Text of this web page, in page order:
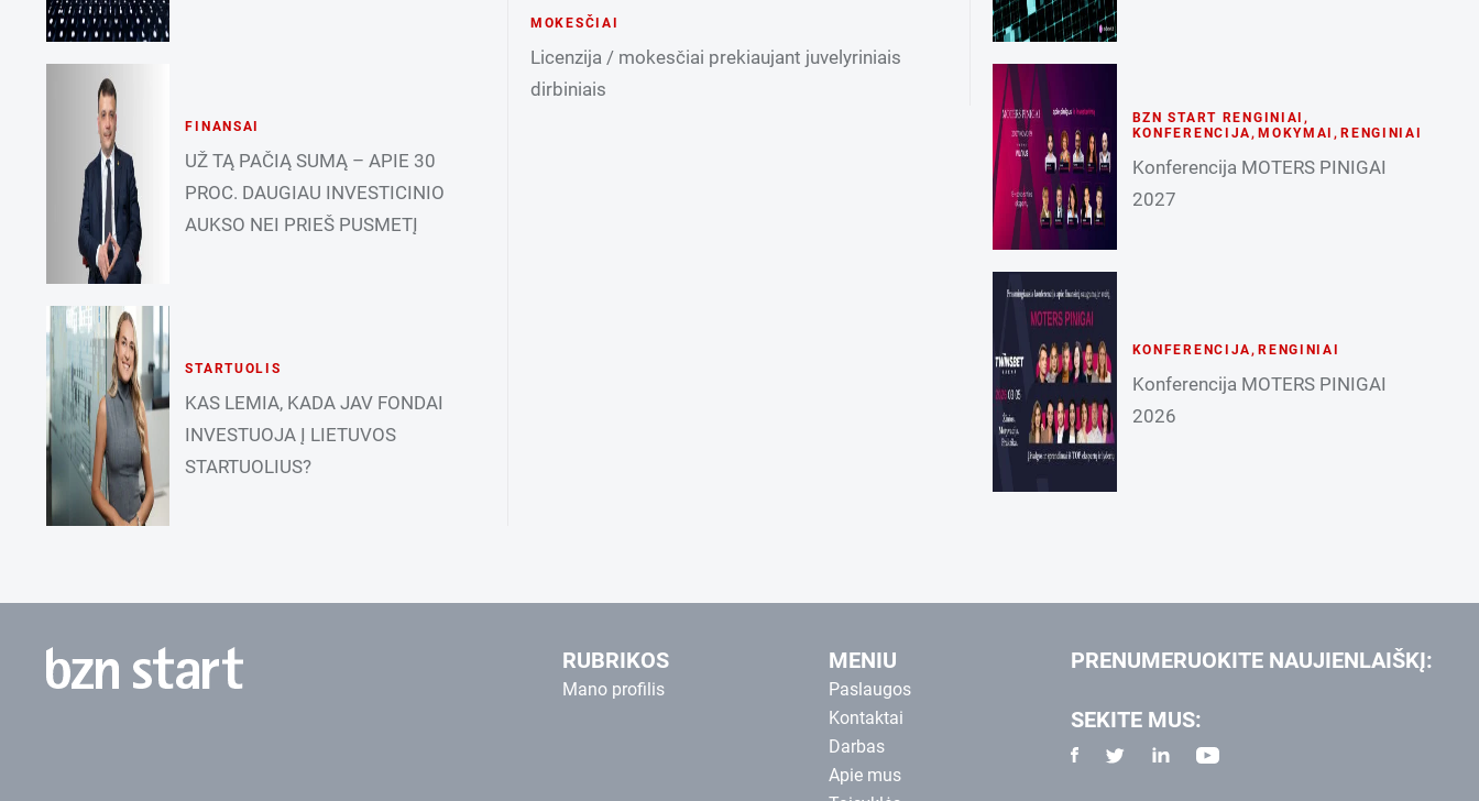
FINANSAI
UŽ TĄ PAČIĄ SUMĄ – APIE 30
PROC. DAUGIAU INVESTICINIO
AUKSO NEI PRIEŠ PUSMETĮ
STARTUOLIS
KAS LEMIA, KADA JAV FONDAI
INVESTUOJA Į LIETUVOS
STARTUOLIUS?
MOKESČIAI
Licenzija / mokesčiai prekiaujant juvelyriniais
dirbiniais
BZN START RENGINIAI ,
KONFERENCIJA ,MOKYMAI ,RENGINIAI
Konferencija MOTERS PINIGAI
2027
KONFERENCIJA, RENGINIAI
Konferencija MOTERS PINIGAI
2026
RUBRIKOS
Mano profilis
MENIU
Paslaugos
Kontaktai
Darbas
Apie mus
PRENUMERUOKITE NAUJIENLAIŠKĮ:
SEKITE MUS: